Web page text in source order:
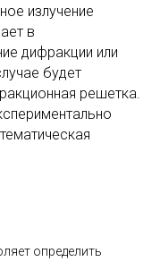
излучение
в
дифракции или
будет
решетка.